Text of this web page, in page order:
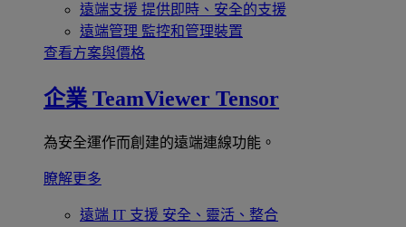
遠端支援 提供即時、安全的支援
遠端管理 監控和管理裝置
查看方案與價格
企業 TeamViewer Tensor
為安全運作而創建的遠端連線功能。
瞭解更多
遠端 IT 支援 安全、靈活、整合